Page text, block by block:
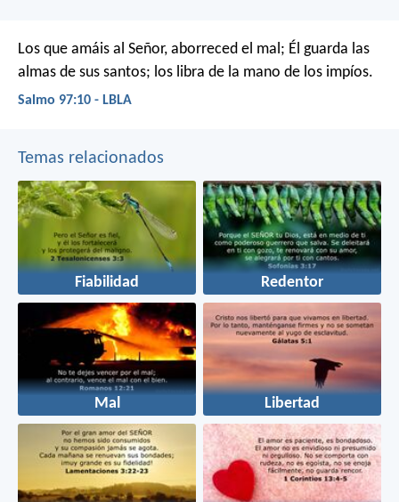
Los que amáis al Señor, aborreced el mal; Él guarda las
almas de sus santos; los libra de la mano de los impíos.
Salmo 97:10 - LBLA
Temas relacionados
Fiabilidad Redentor
Mal Libertad